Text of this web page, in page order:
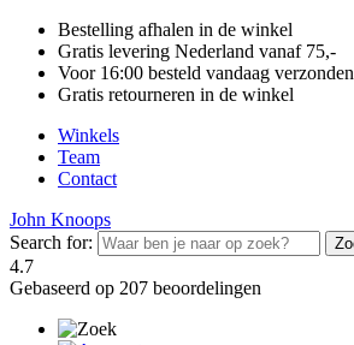
Bestelling afhalen in de winkel
Gratis levering Nederland vanaf 75,-
Voor 16:00 besteld vandaag verzonden
Gratis retourneren in de winkel
Winkels
Team
Contact
John Knoops
Search for:
4.7
Gebaseerd op 207 beoordelingen